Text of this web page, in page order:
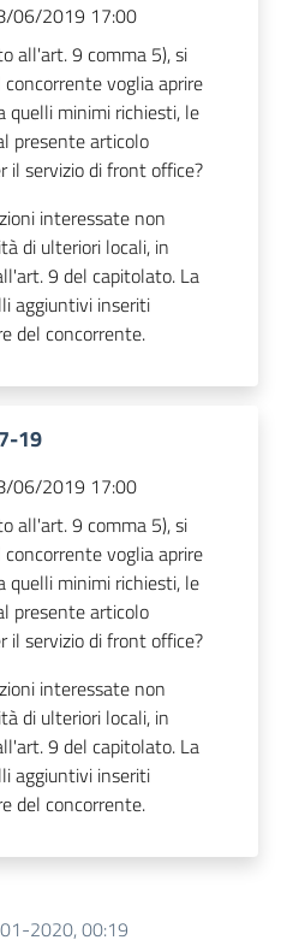
06/2019 17:00
all'art. 9 comma 5), si
voglia aprire
quelli minimi richiesti, le
presente articolo
il servizio di front office?
interessate non
di ulteriori locali, in
9 del capitolato. La
aggiuntivi inseriti
del concorrente.
19
06/2019 17:00
all'art. 9 comma 5), si
voglia aprire
quelli minimi richiesti, le
presente articolo
il servizio di front office?
interessate non
di ulteriori locali, in
9 del capitolato. La
aggiuntivi inseriti
del concorrente.
2020, 00:19